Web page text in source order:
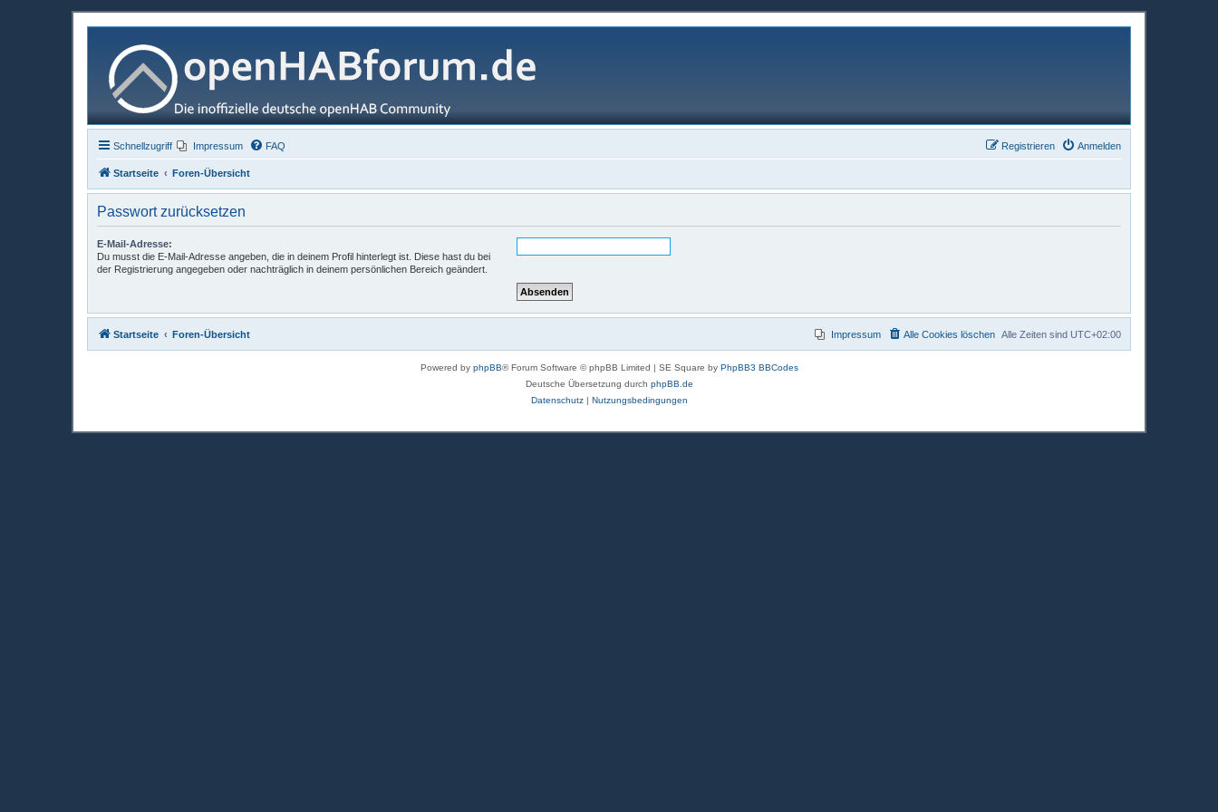
Schnellzugriff Impressum FAQ Anmelden
Registrieren
Startseite Foren-Übersicht
Passwort zurücksetzen
E-Mail-Adresse:
Du musst die E-Mail-Adresse angeben, die in deinem Profil hinterlegt ist. Diese hast du bei
der Registrierung angegeben oder nachträglich in deinem persönlichen Bereich geändert.
Startseite Foren-Übersicht Alle Zeiten sind UTC+02:00
Alle Cookies löschen
Impressum
Powered by phpBB® Forum Software © phpBB Limited | SE Square by PhpBB3 BBCodes
Deutsche Übersetzung durch phpBB.de
Datenschutz| Nutzungsbedingungen